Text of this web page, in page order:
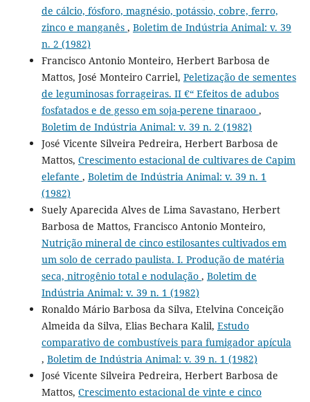
de cálcio, fósforo, magnésio, potássio, cobre, ferro,
zinco e manganês , Boletim de Indústria Animal: v. 39
n. 2 (1982)
Francisco Antonio Monteiro, Herbert Barbosa de
Mattos, José Monteiro Carriel, Peletização de sementes
de leguminosas forrageiras. II €“ Efeitos de adubos
fosfatados e de gesso em soja-perene tinaraoo ,
Boletim de Indústria Animal: v. 39 n. 2 (1982)
José Vicente Silveira Pedreira, Herbert Barbosa de
Mattos, Crescimento estacional de cultivares de Capim
elefante , Boletim de Indústria Animal: v. 39 n. 1
(1982)
Suely Aparecida Alves de Lima Savastano, Herbert
Barbosa de Mattos, Francisco Antonio Monteiro,
Nutrição mineral de cinco estilosantes cultivados em
um solo de cerrado paulista. I. Produção de matéria
seca, nitrogênio total e nodulação , Boletim de
Indústria Animal: v. 39 n. 1 (1982)
Ronaldo Mário Barbosa da Silva, Etelvina Conceição
Almeida da Silva, Elias Bechara Kalil, Estudo
comparativo de combustíveis para fumigador apícula
, Boletim de Indústria Animal: v. 39 n. 1 (1982)
José Vicente Silveira Pedreira, Herbert Barbosa de
Mattos, Crescimento estacional de vinte e cinco